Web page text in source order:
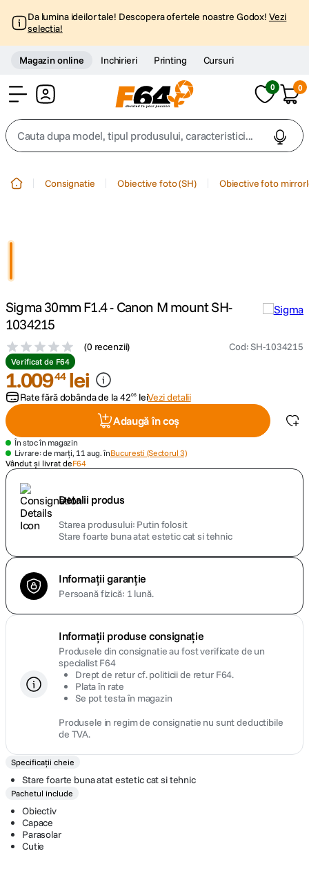
Da lumina ideilor tale! Descopera ofertele noastre Godox! Vezi
selectia!
Magazin online Inchirieri Printing Cursuri
0 0
Cauta dupa model, tipul produsului, caracteristici...
4. peak design
canon sx740 hs
6. lavaliera
7. sony fx
8. card memorie
dji mic mini
10. dji osmo
Consignatie Obiective foto (SH) Obiective foto
Sigma 30mm F1.4 - Canon M mount SH-
1034215
(0 recenzii) Cod:SH-1034215
Verificat de F64
1.00944 lei
Rate fără dobânda de la4206 leiVezi detalii
Adaugă în coș
În stoc în magazin
Livrare: de marți, 11 aug. înBucuresti (Sectorul 3)
Vândut și livrat deF64
Detalii produs
Starea produsului Putin folosit
Stare foarte buna atat estetic cat si tehnic
Informații garanție
Persoană fizică: 1 lună.
Informații produse consignație
Produsele din consignatie au fost verificate de un
specialist F64
Drept de retur cf. politicii de retur F64.
Plata în rate
Se pot testa în magazin
Produsele in regim de consignatie nu sunt deductibile
de TVA.
Specificații cheie
Stare foarte buna atat estetic cat si tehnic
Pachetul include
Obiectiv
Capace
Parasolar
Cutie